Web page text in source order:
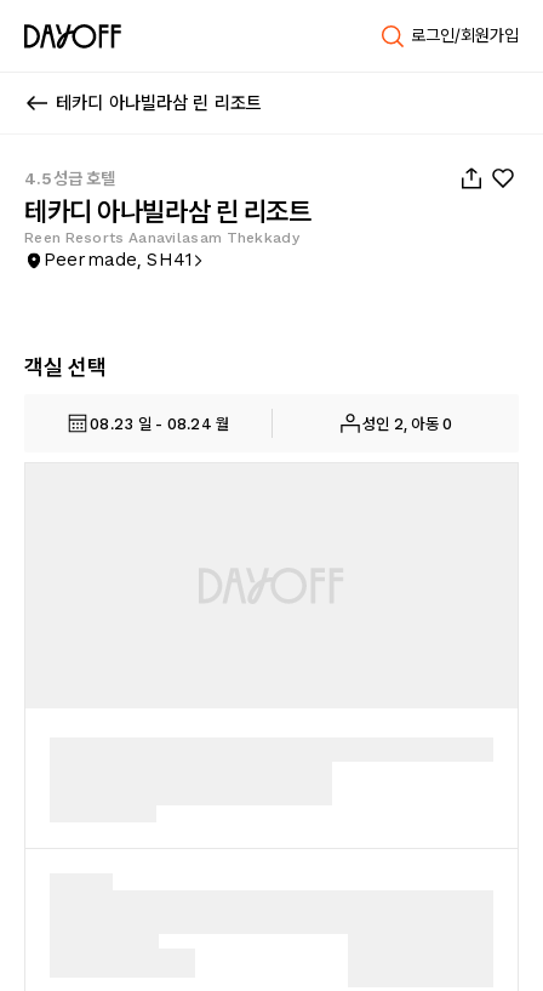
로그인/회원가입
테카디 아나빌라삼 린 리조트
4.5성급 호텔
테카디 아나빌라삼 린 리조트
Reen Resorts Aanavilasam Thekkady
Peermade, SH41
객실 선택
08.23 일 - 08.24 월 성인 2, 아동 0